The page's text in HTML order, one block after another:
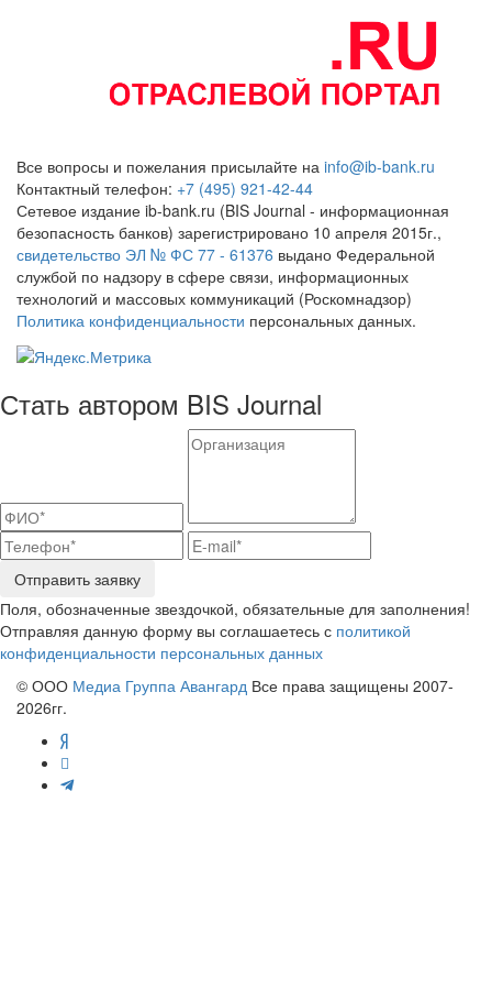
Все вопросы и пожелания присылайте на info@ib-bank.ru
Контактный телефон: +7 (495) 921-42-44
Сетевое издание ib-bank.ru (BIS Journal - информационная
безопасность банков) зарегистрировано 10 апреля 2015г.,
свидетельство ЭЛ № ФС 77 - 61376 выдано Федеральной
службой по надзору в сфере связи, информационных
технологий и массовых коммуникаций (Роскомнадзор)
Политика конфиденциальности персональных данных.
Стать автором BIS Journal
Отправить заявку
Поля, обозначенные звездочкой, обязательные для заполнения!
Отправляя данную форму вы соглашаетесь с политикой
конфиденциальности персональных данных
© ООО Медиа Группа Авангард Все права защищены 2007-
2026гг.